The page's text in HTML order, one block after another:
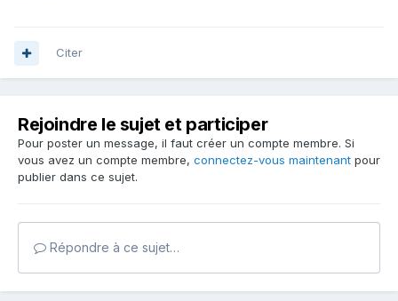
Citer
Rejoindre le sujet et participer
Pour poster un message, il faut créer un compte membre. Si
vous avez un compte membre, connectez-vous maintenant pour
publier dans ce sujet.
Répondre à ce sujet…